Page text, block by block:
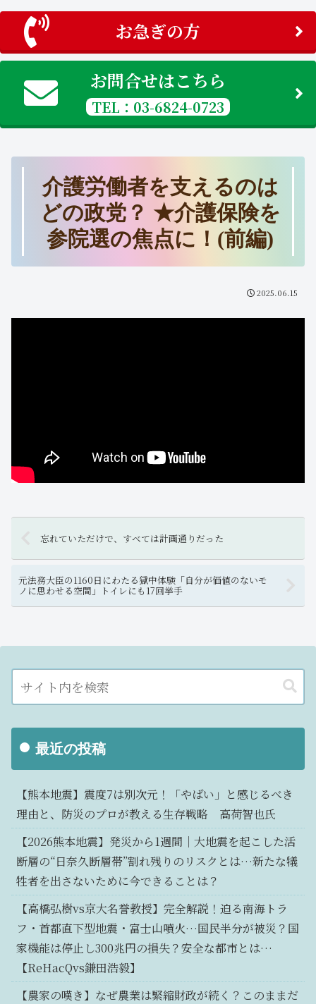
お急ぎの方
お問合せはこちら
TEL：03-6824-0723
介護労働者を支えるのは
どの政党？ ★介護保険を
参院選の焦点に！(前編)
2025.06.15
忘れていただけで、すべては計画通りだった
元法務大臣の1160日にわたる獄中体験「自分が価値のないモ
ノに思わせる空間」トイレにも17回挙手
最近の投稿
【熊本地震】震度7は別次元！「やばい」と感じるべき
理由と、防災のプロが教える生存戦略 高荷智也氏
【2026熊本地震】発災から1週間｜大地震を起こした活
断層の“日奈久断層帯”割れ残りのリスクとは…新たな犠
牲者を出さないために今できることは？
【高橋弘樹vs京大名誉教授】完全解説！迫る南海トラ
フ・首都直下型地震・富士山噴火…国民半分が被災？国
家機能は停止し300兆円の損失？安全な都市とは…
【ReHacQvs鎌田浩毅】
【農家の嘆き】なぜ農業は緊縮財政が続く？このままだ